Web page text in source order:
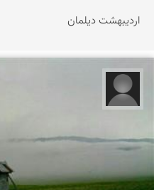
اردیبهشت دیلمان